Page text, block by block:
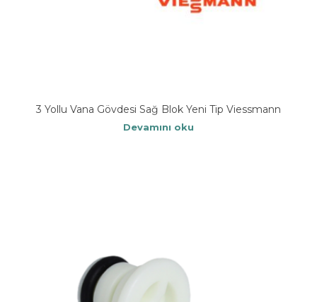
3 Yollu Vana Gövdesi Sağ Blok Yeni Tip Viessmann
Devamını oku